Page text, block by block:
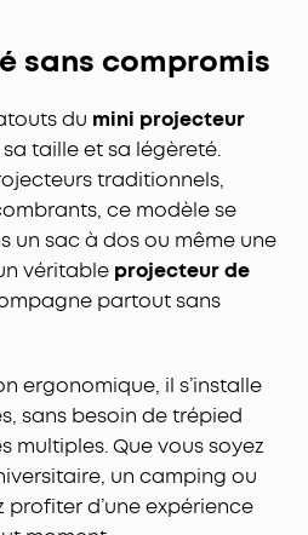
sans compromis
du mini projecteur
taille et sa légèreté.
traditionnels,
ce modèle se
un sac à dos ou même une
véritable projecteur de
partout sans
ergonomique, il s’installe
sans besoin de trépied
multiples. Que vous soyez
un camping ou
profiter d’une expérience